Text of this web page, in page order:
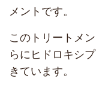
メントです。
このトリートメ
らにヒドロキシ
きています。